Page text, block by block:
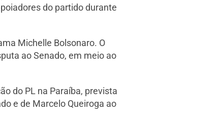
do partido durante
Michelle Bolsonaro. O
ao Senado, em meio ao
do PL na Paraíba, prevista
e de Marcelo Queiroga ao